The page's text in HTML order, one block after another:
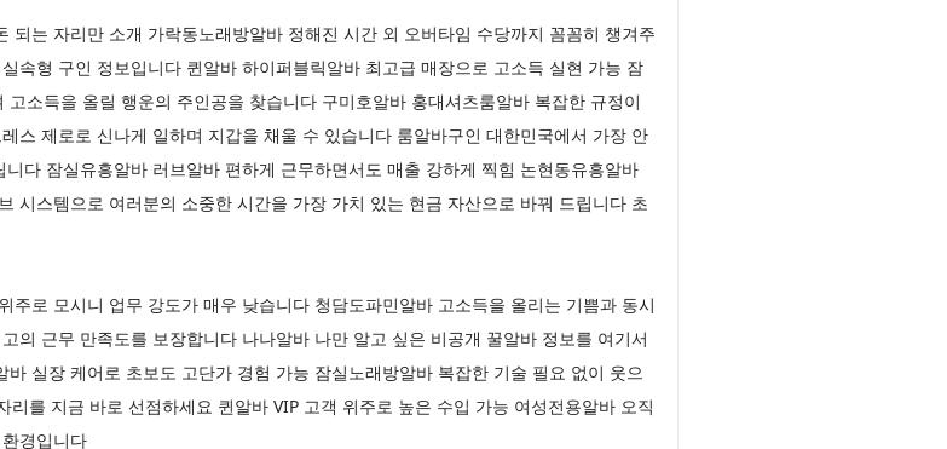
되는 자리만 소개 가락동노래방알바 정해진 시간 외 오버타임 수당까지 꼼꼼히 챙겨주
속형 구인 정보입니다 퀸알바 하이퍼블릭알바 최고급 매장으로 고소득 실현 가능 잠
소득을 올릴 행운의 주인공을 찾습니다 구미호알바 홍대셔츠룸알바 복잡한 규정이
스 제로로 신나게 일하며 지갑을 채울 수 있습니다 룸알바구인 대한민국에서 가장 안
다 잠실유흥알바 러브알바 편하게 근무하면서도 매출 강하게 찍힘 논현동유흥알바
시스템으로 여러분의 소중한 시간을 가장 가치 있는 현금 자산으로 바꿔 드립니다 초
주로 모시니 업무 강도가 매우 낮습니다 청담도파민알바 고소득을 올리는 기쁨과 동시
의 근무 만족도를 보장합니다 나나알바 나만 알고 싶은 비공개 꿀알바 정보를 여기서
실장 케어로 초보도 고단가 경험 가능 잠실노래방알바 복잡한 기술 필요 없이 웃으
를 지금 바로 선점하세요 퀸알바 VIP 고객 위주로 높은 수입 가능 여성전용알바 오직
경입니다